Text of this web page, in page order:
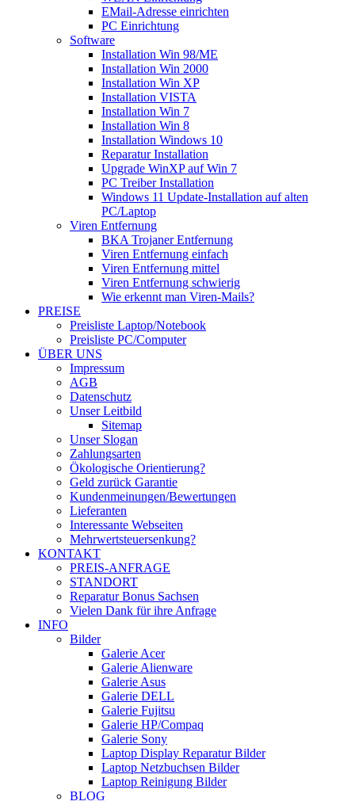
EMail-Adresse einrichten
PC Einrichtung
Software
Installation Win 98/ME
Installation Win 2000
Installation Win XP
Installation VISTA
Installation Win 7
Installation Win 8
Installation Windows 10
Reparatur Installation
Upgrade WinXP auf Win 7
PC Treiber Installation
Windows 11 Update-Installation auf alten
PC/Laptop
Viren Entfernung
BKA Trojaner Entfernung
Viren Entfernung einfach
Viren Entfernung mittel
Viren Entfernung schwierig
Wie erkennt man Viren-Mails?
PREISE
Preisliste Laptop/Notebook
Preisliste PC/Computer
ÜBER UNS
Impressum
AGB
Datenschutz
Unser Leitbild
Sitemap
Unser Slogan
Zahlungsarten
Ökologische Orientierung?
Geld zurück Garantie
Kundenmeinungen/Bewertungen
Lieferanten
Interessante Webseiten
Mehrwertsteuersenkung?
KONTAKT
PREIS-ANFRAGE
STANDORT
Reparatur Bonus Sachsen
Vielen Dank für ihre Anfrage
INFO
Bilder
Galerie Acer
Galerie Alienware
Galerie Asus
Galerie DELL
Galerie Fujitsu
Galerie HP/Compaq
Galerie Sony
Laptop Display Reparatur Bilder
Laptop Netzbuchsen Bilder
Laptop Reinigung Bilder
BLOG